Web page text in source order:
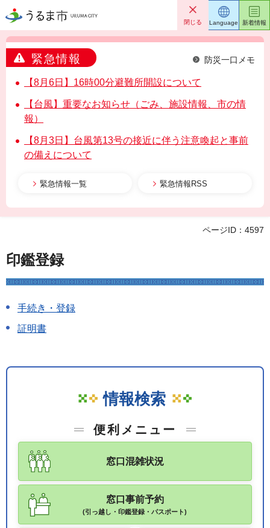
うるま市 閉じる
緊急情報 防災一口メモ
【8月6日】16時00分避難所開設について
【台風】重要なお知らせ（ごみ、施設情報、市の情
報）
【8月3日】台風第13号の接近に伴う注意喚起と事前
の備えについて
緊急情報一覧 緊急情報RSS
Language 新着情報
ページID：4597
印鑑登録
手続き・登録
証明書
情報検索
便利メニュー
窓口混雑状況
窓口事前予約
(引っ越し・印鑑登録・パスポート)